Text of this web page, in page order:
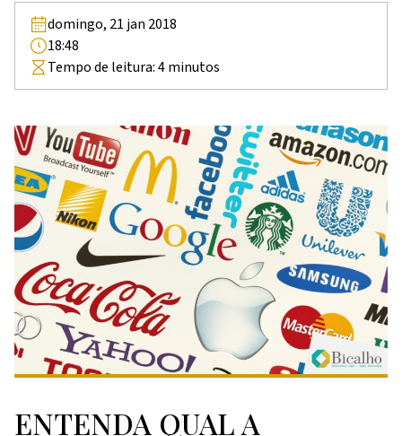
domingo, 21 jan 2018
18:48
Tempo de leitura:4minutos
ENTENDA QUAL A